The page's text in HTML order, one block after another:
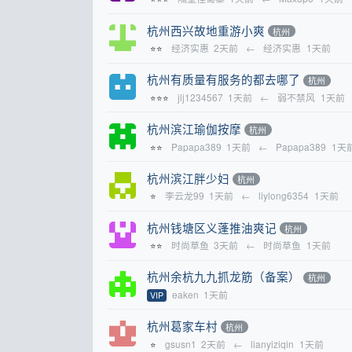
杭州西兴故地重游小爽 杭州
⭐⭐ 经济实惠 2天前 ← 经济实惠 1天前
杭州有质量有服务的都去哪了 杭州
⭐⭐⭐ jlj1234567 1天前 ← 弱不禁风 1天前
杭州滨江瑜伽按摩 杭州
⭐⭐ Papapa389 1天前 ← Papapa389 1天
杭州滨江胖少妇 杭州
⭐ 李云龙99 1天前 ← liylong6354 1天前
杭州钱塘区义蓬推油爽记 杭州
⭐⭐ 时尚草鱼 3天前 ← 时尚草鱼 1天前
杭州余杭九九抓龙筋（备案） 杭州
VIP eaken 1天前
杭州葛家车村 杭州
⭐ gsusn1 2天前 ← lianyiziqin 1天前